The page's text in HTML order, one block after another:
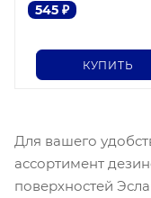
545 ₽
КУПИТЬ
Для вашего
ассортимент
поверхностей